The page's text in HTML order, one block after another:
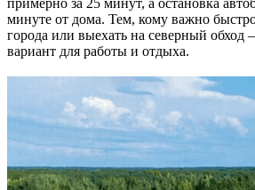
минуте от дома. Тем, кому важно
города или выехать на северный
вариант для работы и отдыха.